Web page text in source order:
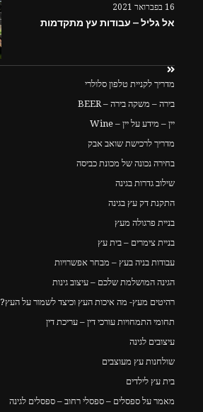
16 בפברואר 2021
אל גליל – עבודות עץ מתקדמות
מדריך לקניית טלפון סלולרי
בירה – משקה בירה – BEER
יין – מידע על יין – Wine
מדריך לרכישת שואב אבק
בחירה נכונה של מכונת כביסה
שילוב גדרות בגינה
התקנת דק עץ בגינה
בניית פרגולה מעץ
בניית צימרים – בית עץ
עבודות בניה בעץ – מבחר אפשרויות
הגינה המושלמת שלכם – עיצוב גינות
רהיטים מעץ- מה איכות העץ וכיצד לשמור על העץ?
תחומי התמחויות עורכי דין – עריכת דין
עיצובים לגינה
שולחנות עץ מעוצבים
בית עץ לילדים
מאמר על ספסלים – ספסלי רחוב – ספסלים לגינה